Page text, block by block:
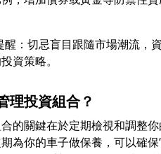
：切忌盲目跟隨市場潮流，
理投資組合？
的關鍵在於定期檢視和調整
為你的車子做保養，可以確